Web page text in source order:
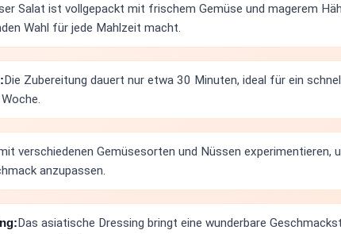
Salat ist vollgepackt mit frischem Gemüse und magerem
Wahl für jede Mahlzeit macht.
Die Zubereitung dauert nur etwa 30 Minuten, ideal für ein
verschiedenen Gemüsesorten und Nüssen experimentieren,
anzupassen.
Das asiatische Dressing bringt eine wunderbare